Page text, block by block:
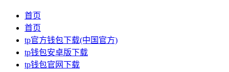
首页
首页
tp官方钱包下载(中国官方)
tp钱包安卓版下载
tp钱包官网下载